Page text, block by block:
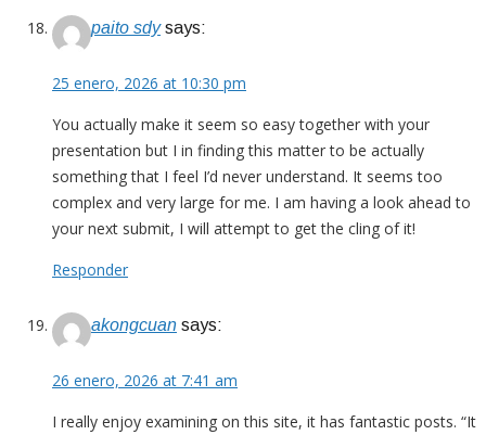
paito sdy says:
25 enero, 2026 at 10:30 pm
You actually make it seem so easy together with your
presentation but I in finding this matter to be actually
something that I feel I’d never understand. It seems too
complex and very large for me. I am having a look ahead to
your next submit, I will attempt to get the cling of it!
Responder
akongcuan says:
26 enero, 2026 at 7:41 am
I really enjoy examining on this site, it has fantastic posts. “It